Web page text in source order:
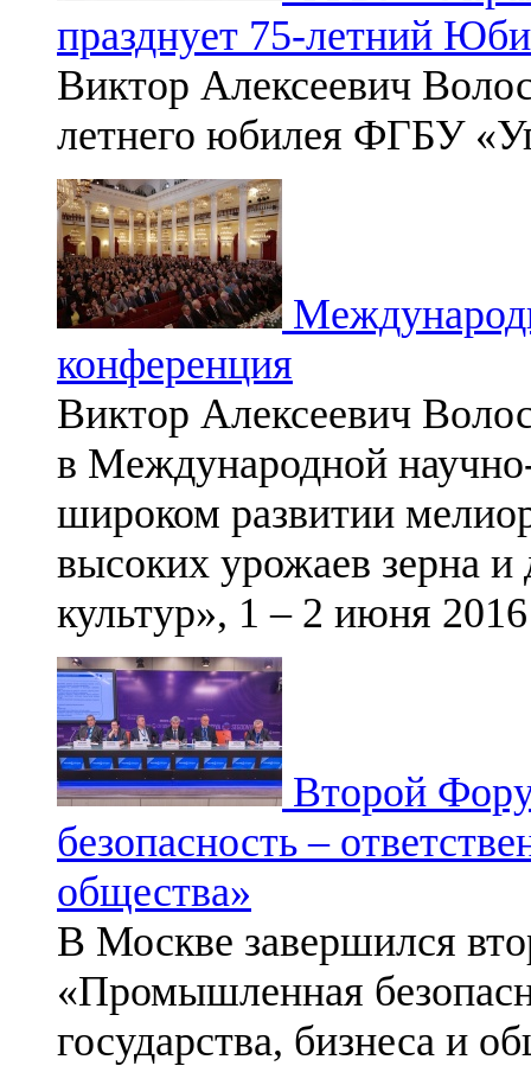
празднует 75-летний
Виктор Алексеевич
летнего юбилея ФГБУ
конференция
Виктор Алексеевич
в Международной
широком развитии
высоких урожаев зерна и
культур», 1 – 2 июня
Второй
безопасность –
общества»
В Москве завершился
«Промышленная
государства, бизнеса и